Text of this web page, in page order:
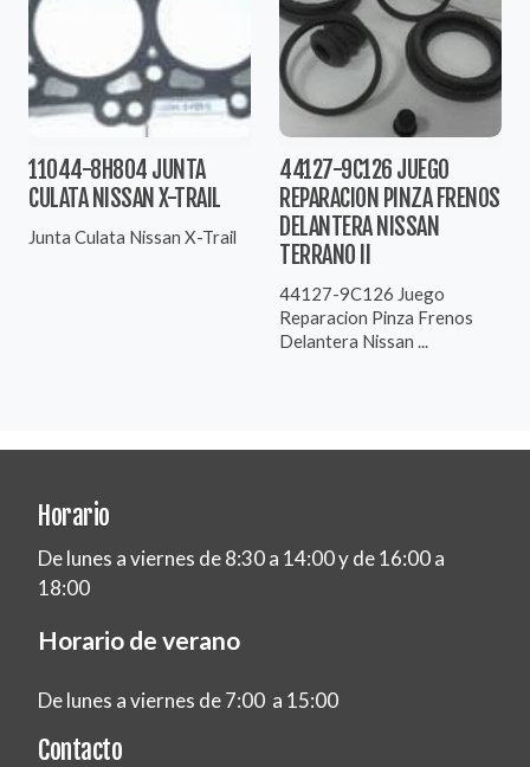
11044-8H804 JUNTA
CULATA NISSAN X-TRAIL
Junta Culata Nissan X-Trail
44127-9C126 JUEGO
REPARACION PINZA FRENOS
DELANTERA NISSAN
TERRANO II
44127-9C126 Juego
Reparacion Pinza Frenos
Delantera Nissan ...
Horario
De lunes a viernes de 8:30 a 14:00 y de 16:00 a
18:00
Horario de verano
De lunes a viernes de 7:00 a 15:00
Contacto